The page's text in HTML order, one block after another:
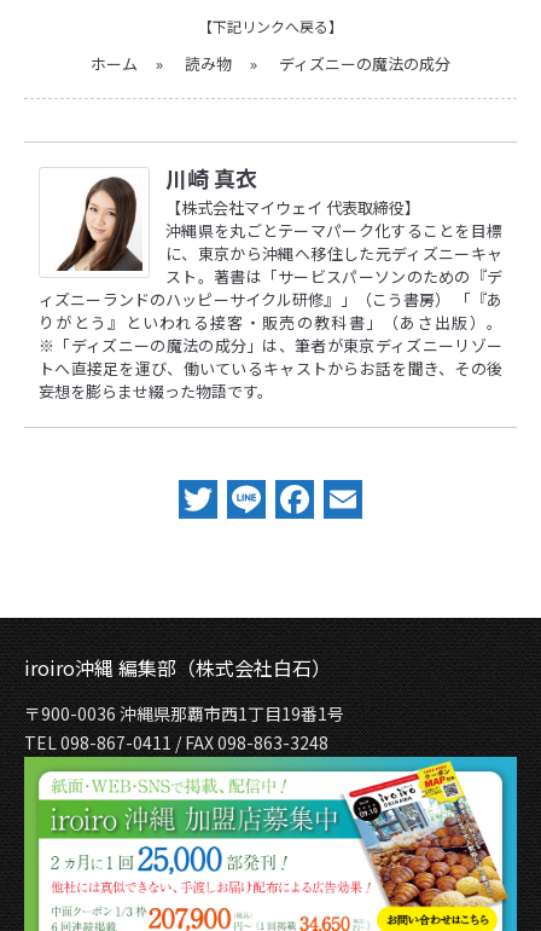
【下記リンクへ戻る】
ホーム » 読み物 » ディズニーの魔法の成分
川崎 真衣
【株式会社マイウェイ 代表取締役】
沖縄県を丸ごとテーマパーク化することを目標
に、東京から沖縄へ移住した元ディズニーキャ
スト。著書は「サービスパーソンのための『デ
ィズニーランドのハッピーサイクル研修』」（こう書房） 「『あ
りがとう』といわれる接客・販売の教科書」（あさ出版）。
※「ディズニーの魔法の成分」は、筆者が東京ディズニーリゾー
トへ直接足を運び、働いているキャストからお話を聞き、その後
妄想を膨らませ綴った物語です。
Twitter
LineFacebook
iroiro沖縄 編集部（株式会社白石）
〒900-0036 沖縄県那覇市西1丁目19番1号
TEL 098-867-0411 / FAX 098-863-3248